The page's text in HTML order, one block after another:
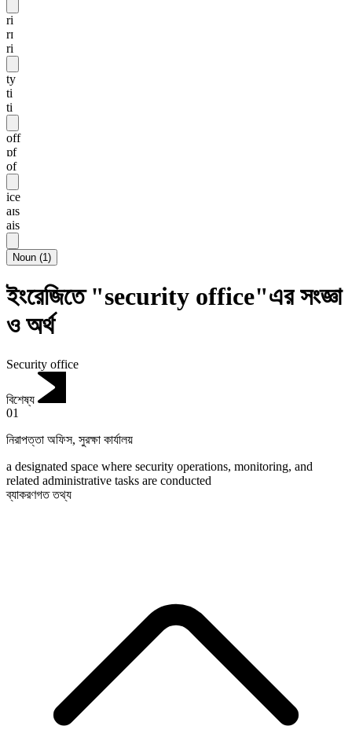
ri
rɪ
ri
ty
ti
ti
off
ɒf
of
ice
aɪs
ais
Noun (1)
ইংরেজিতে "security office"এর সংজ্ঞা
ও অর্থ
Security office
বিশেষ্য
01
নিরাপত্তা অফিস, সুরক্ষা কার্যালয়
a designated space where security operations, monitoring, and
related administrative tasks are conducted
ব্যাকরণগত তথ্য